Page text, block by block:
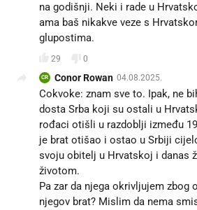
na godišnji. Neki i rade u
ama baš nikakve veze s
glupostima.
29 0
CR Conor Rowan 04.08.2025.
Cokvoke: znam sve to. Ipak, ne
dosta Srba koji su ostali u
rođaci otišli u razdoblji između
je brat otišao i ostao u Srbiji
svoju obitelj u Hrvatskoj i danas
životom.
Pa zar da njega okrivljujem zbog
njegov brat? Mislim da nema